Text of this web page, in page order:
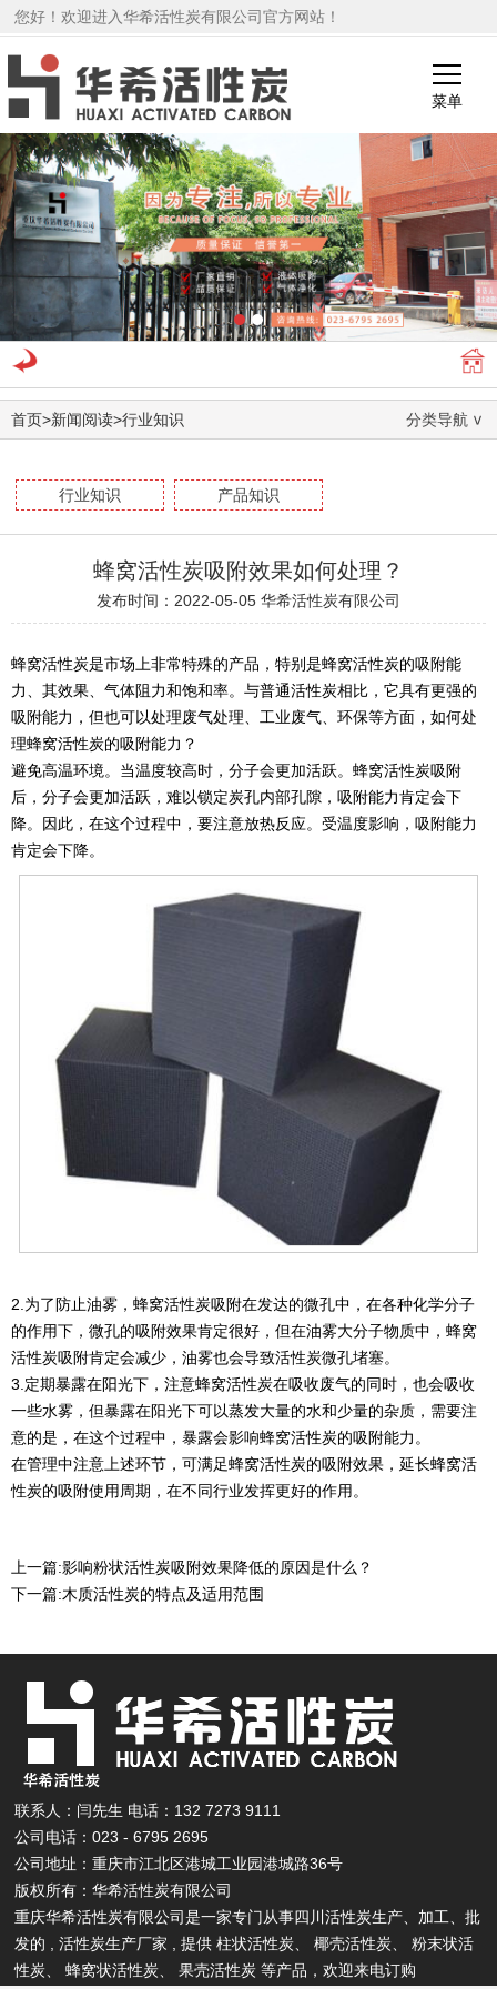
您好！欢迎进入华希活性炭有限公司官方网站！
菜单
1 2
首页>新闻阅读>行业知识 分类导航
行业知识 产品知识
蜂窝活性炭吸附效果如何处理？
发布时间：2022-05-05 华希活性炭有限公司
蜂窝活性炭是市场上非常特殊的产品，特别是蜂窝活性炭的吸附能
力、其效果、气体阻力和饱和率。与普通活性炭相比，它具有更强的
吸附能力，但也可以处理废气处理、工业废气、环保等方面，如何处
理蜂窝活性炭的吸附能力？
避免高温环境。当温度较高时，分子会更加活跃。蜂窝活性炭吸附
后，分子会更加活跃，难以锁定炭孔内部孔隙，吸附能力肯定会下
降。因此，在这个过程中，要注意放热反应。受温度影响，吸附能力
肯定会下降。
2.为了防止油雾，蜂窝活性炭吸附在发达的微孔中，在各种化学分子
的作用下，微孔的吸附效果肯定很好，但在油雾大分子物质中，蜂窝
活性炭吸附肯定会减少，油雾也会导致活性炭微孔堵塞。
3.定期暴露在阳光下，注意蜂窝活性炭在吸收废气的同时，也会吸收
一些水雾，但暴露在阳光下可以蒸发大量的水和少量的杂质，需要注
意的是，在这个过程中，暴露会影响蜂窝活性炭的吸附能力。
在管理中注意上述环节，可满足蜂窝活性炭的吸附效果，延长蜂窝活
性炭的吸附使用周期，在不同行业发挥更好的作用。
上一篇:影响粉状活性炭吸附效果降低的原因是什么？
下一篇:木质活性炭的特点及适用范围
联系人：闫先生 电话：132 7273 9111
公司电话：023 - 6795 2695
公司地址：重庆市江北区港城工业园港城路36号
版权所有：华希活性炭有限公司
重庆华希活性炭有限公司是一家专门从事四川活性炭生产、加工、批
发的 , 活性炭生产厂家 , 提供柱状活性炭 、椰壳活性炭 、粉末状活
性炭 、蜂窝状活性炭 、果壳活性炭 等产品，欢迎来电订购